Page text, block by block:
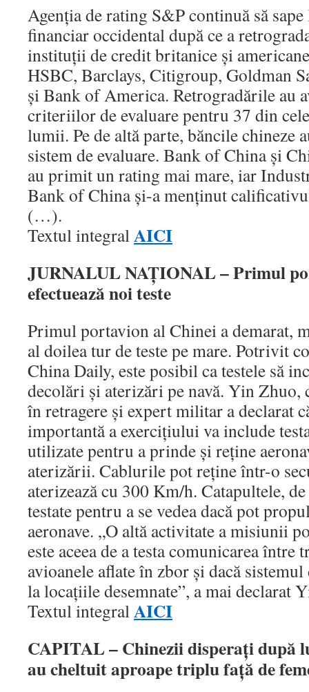
Agenţia de rating S&P continuă să
financiar occidental după ce a
instituţii de credit britanice şi
HSBC, Barclays, Citigroup, Goldman
şi Bank of America. Retrogradările au
criteriilor de evaluare pentru 37 din
lumii. Pe de altă parte, băncile chineze
sistem de evaluare. Bank of China şi
au primit un rating mai mare, iar
Bank of China şi-a menţinut
(…).
Textul integralAICI
JURNALUL NAŢIONAL – Primul
efectuează noi teste
Primul portavion al Chinei a demarat,
al doilea tur de teste pe mare. Potrivit
China Daily, este posibil ca testele să
decolări şi aterizări pe navă. Yin Zhuo,
în retragere şi expert militar a declarat
importantă a exerciţiului va include
utilizate pentru a prinde şi reţine
aterizării. Cablurile pot reţine într-o
aterizează cu 300 Km/h. Catapultele,
testate pentru a se vedea dacă pot
aeronave. „O altă activitate a misiunii
este aceea de a testa comunicarea între
avioanele aflate în zbor şi dacă
la locaţiile desemnate”, a mai
Textul integralAICI
CAPITAL – Chinezii disperaţi după
au cheltuit aproape triplu faţă de